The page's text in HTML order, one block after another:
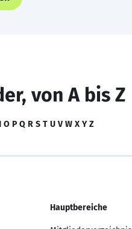
von A bis Z
O P Q R S T U V W X Y Z
Hauptbereiche